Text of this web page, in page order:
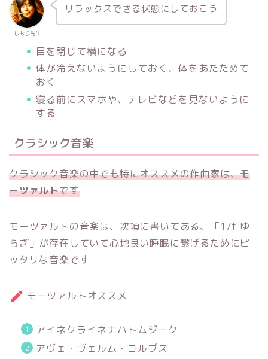
しおり先生
リラックスできる状態にしておこう
目を閉じて横になる
体が冷えないようにしておく、体をあたためて
おく
寝る前にスマホや、テレビなどを見ないように
する
クラシック音楽
クラシック音楽の中でも特にオススメの作曲家は、モ
ーツァルトです
モーツァルトの音楽は、次項に書いてある、「1/f ゆ
らぎ」が存在していて心地良い睡眠に繋げるためにピ
ッタリな音楽です
モーツァルトオススメ
アイネクライネナハトムジーク
アヴェ・ヴェルム・コルプス